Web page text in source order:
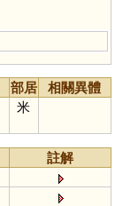
部居
相關異體
米
註解